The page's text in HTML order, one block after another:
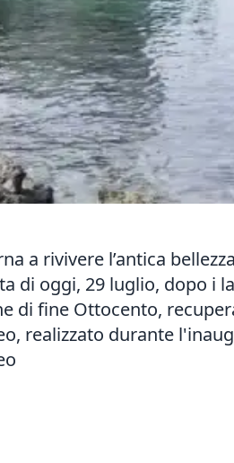
a rivivere l’antica
di oggi, 29 luglio, dopo i
di fine Ottocento,
realizzato durante